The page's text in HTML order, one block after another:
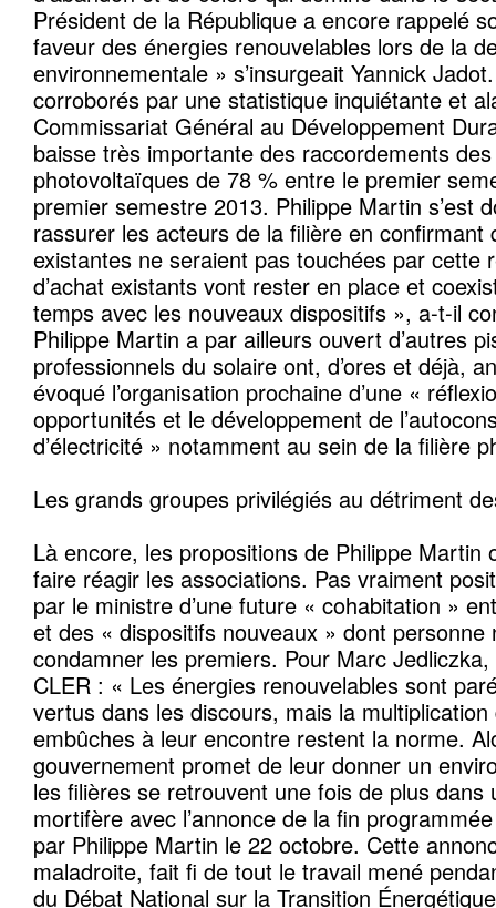
Président de la République a encore rappelé
faveur des énergies renouvelables lors de la
environnementale » s’insurgeait Yannick
corroborés par une statistique inquiétante et
Commissariat Général au Développement
baisse très importante des raccordements
photovoltaïques de 78 % entre le premier
premier semestre 2013. Philippe Martin s’est
rassurer les acteurs de la filière en confirmant
existantes ne seraient pas touchées par cette
d’achat existants vont rester en place et
temps avec les nouveaux dispositifs », a-t-il
Philippe Martin a par ailleurs ouvert d’autres
professionnels du solaire ont, d’ores et déjà,
évoqué l’organisation prochaine d’une «
opportunités et le développement de
d’électricité » notamment au sein de la filière
Les grands groupes privilégiés au détriment
Là encore, les propositions de Philippe Martin
faire réagir les associations. Pas vraiment
par le ministre d’une future « cohabitation »
et des « dispositifs nouveaux » dont personne
condamner les premiers. Pour Marc
CLER : « Les énergies renouvelables sont
vertus dans les discours, mais la
embûches à leur encontre restent la norme.
gouvernement promet de leur donner un
les filières se retrouvent une fois de plus dans
mortifère avec l’annonce de la fin
par Philippe Martin le 22 octobre. Cette
maladroite, fait fi de tout le travail mené
du Débat National sur la Transition